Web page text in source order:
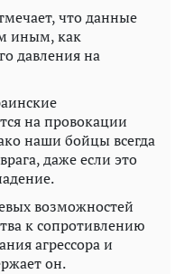
что данные
иным, как
давления на
на провокации
наши бойцы всегда
даже если это
возможностей
к сопротивлению
агрессора и
он.